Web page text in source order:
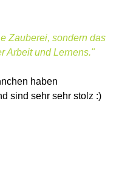
Zauberei, sondern das
Arbeit und Lernens."
haben
sind sehr sehr stolz :)